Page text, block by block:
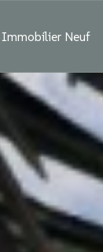
Immobilier Neuf